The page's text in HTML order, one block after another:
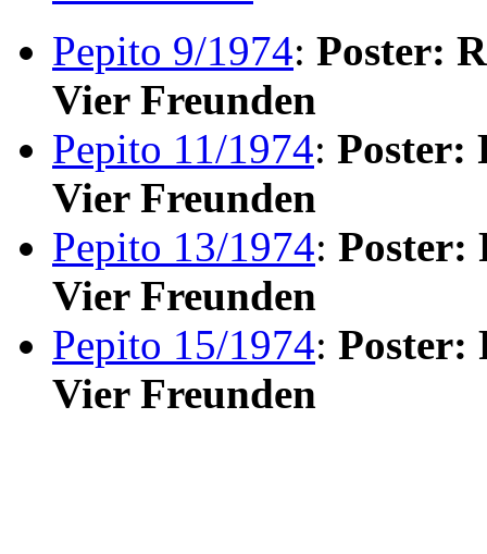
Pepito 9/1974: Poster:
Vier Freunden
Pepito 11/1974: Poster:
Vier Freunden
Pepito 13/1974: Poster:
Vier Freunden
Pepito 15/1974: Poster:
Vier Freunden